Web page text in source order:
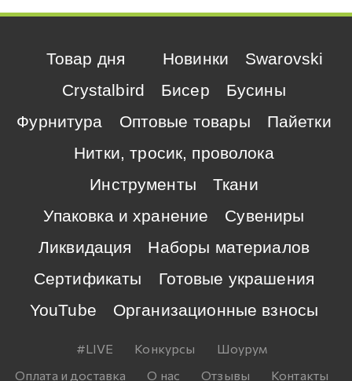
Товар дня Новинки
Swarovski
Crystalbird
Бисер
Бусины
Фурнитура
Оптовые товары
Пайетки
Нитки, тросик, проволока
Инструменты
Ткани
Упаковка и хранение
Сувениры
Ликвидация
Наборы материалов
Сертификаты
Готовые украшения
YouTube
Организационные взносы
#LIVE Конкурсы
Шоурум
Оплата и доставка
О нас Отзывы
Контакты